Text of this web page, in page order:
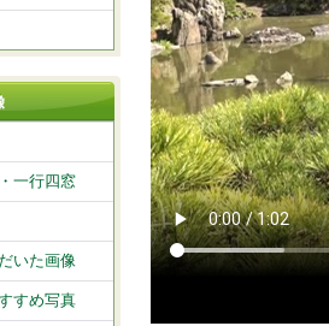
一行四窓
いた画像
すめ写真